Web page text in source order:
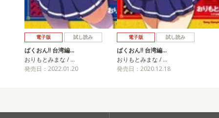
電子版 試し読み
ばくおん!! 台湾編…
おりもとみまな / …
発売日：2022.01.20
電子版 試し読み
ばくおん!! 台湾編…
おりもとみまな / …
発売日：2020.12.18